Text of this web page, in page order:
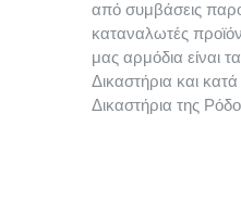
από συμβάσεις
καταναλωτές
μας αρμόδια είναι
Δικαστήρια και
Δικαστήρια της